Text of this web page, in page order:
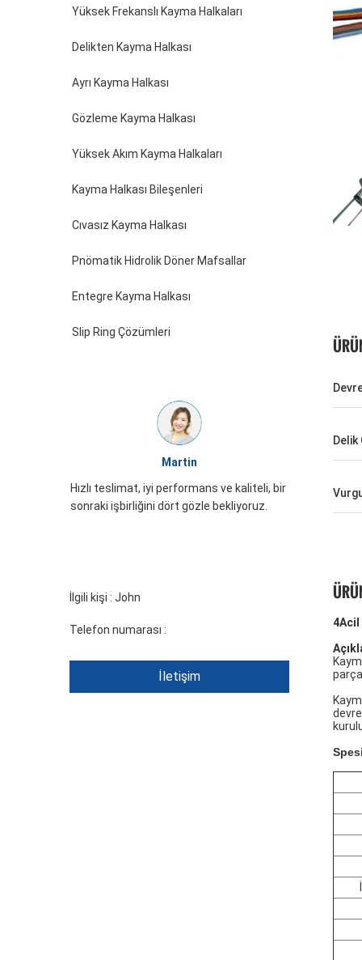
Yüksek Frekanslı Kayma Halkaları
Delikten Kayma Halkası
Ayrı Kayma Halkası
Gözleme Kayma Halkası
Yüksek Akım Kayma Halkaları
Kayma Halkası Bileşenleri
Cıvasız Kayma Halkası
Pnömatik Hidrolik Döner Mafsallar
Entegre Kayma Halkası
Slip Ring Çözümleri
iyi performans ve kaliteli, bir
dört gözle bekliyoruz.
paketleme, hizmet coşkusu,
gelmeniz gerekiyor
İlgili kişi : John
Telefon numarası :
İletişim
Delik
4Acil